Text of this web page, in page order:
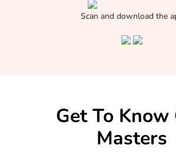
Scan and download the
Get To Know
Masters